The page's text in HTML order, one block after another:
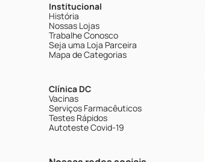
Institucional
História
Nossas Lojas
Trabalhe Conosco
Seja uma Loja Parceira
Mapa de Categorias
Clínica DC
Vacinas
Serviços Farmacêuticos
Testes Rápidos
Autoteste Covid-19